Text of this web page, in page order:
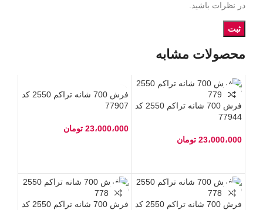
در نظرات باشید.
محصولات مشابه
فرش 700 شانه تراکم 2550 کد
77944
23،000،000 تومان
فرش 700 شانه تراکم 2550 کد
77907
23،000،000 تومان
فرش 700 شانه تراکم 2550 کد
فرش 700 شانه تراکم 2550 کد